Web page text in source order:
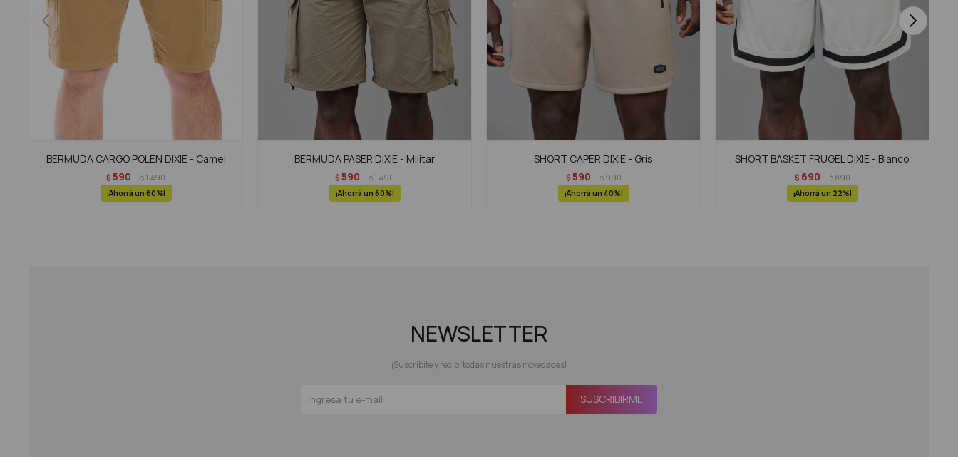
BERMUDA CARGO POLEN DIXIE - Camel
$ 590 $1.490
60
BERMUDA PASER DIXIE - Militar
$ 590 $1.490
60
SHORT CAPER DIXIE - Gris
$ 590 $990
40
SHORT BASKET FRUGEL DIXIE - Blanco
$ 690 $890
22
NEWSLETTER
¡Suscribite y recibí todas nuestras novedades!
SUSCRIBIRME